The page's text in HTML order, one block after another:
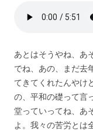
あとはそうやね、あ
でね、あの、まだ去
てきてくれたんやけ
の、平和の礎って言
堂っていってね、あ
よ。我々の苦労とは